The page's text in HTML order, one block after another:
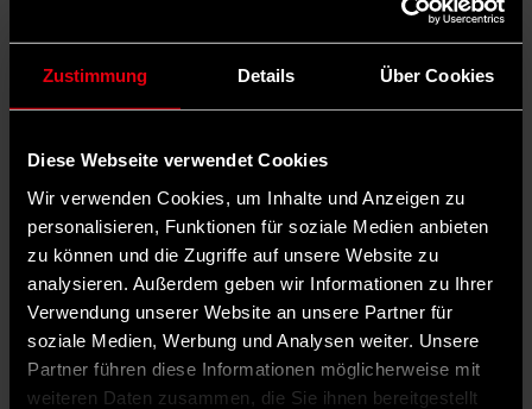
Zustimmung Details Über Cookies
Diese Webseite verwendet Cookies
Wir verwenden Cookies, um Inhalte und Anzeigen zu
personalisieren, Funktionen für soziale Medien anbieten
zu können und die Zugriffe auf unsere Website zu
analysieren. Außerdem geben wir Informationen zu Ihrer
Verwendung unserer Website an unsere Partner für
soziale Medien, Werbung und Analysen weiter. Unsere
Partner führen diese Informationen möglicherweise mit
weiteren Daten zusammen, die Sie ihnen bereitgestellt